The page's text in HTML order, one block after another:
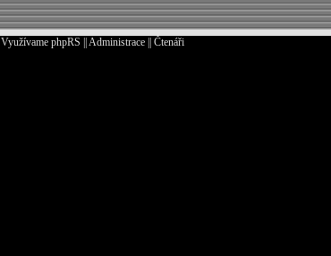
Využívame phpRS Administrace|| Čtenáři